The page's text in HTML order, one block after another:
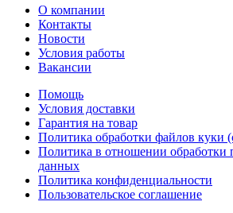
О компании
Контакты
Новости
Условия работы
Вакансии
Помощь
Условия доставки
Гарантия на товар
Политика обработки файлов куки
Политика в отношении обработки
данных
Политика конфиденциальности
Пользовательское соглашение